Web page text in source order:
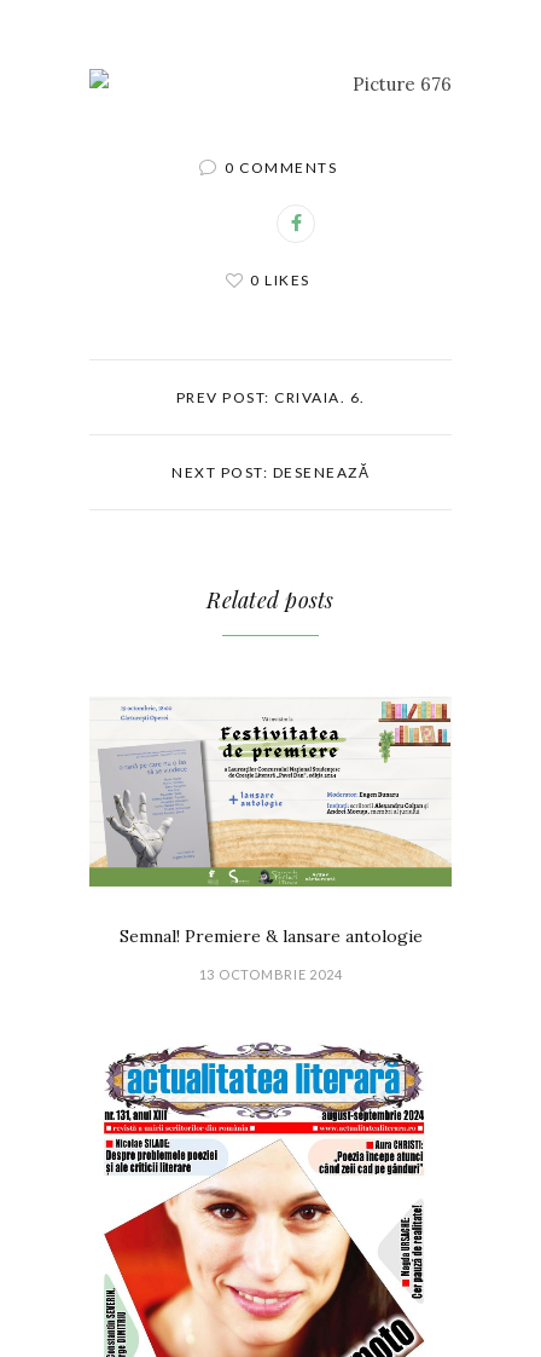
0 COMMENTS
0 LIKES
PREV POST: CRIVAIA. 6.
NEXT POST: DESENEAZĂ
Related posts
Semnal! Premiere & lansare antologie
13 OCTOMBRIE 2024